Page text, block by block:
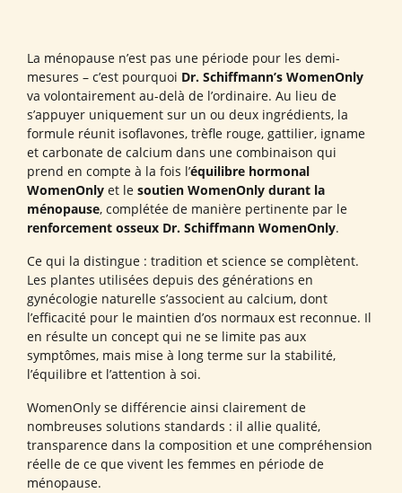
La ménopause n’est pas une période pour les demi-
mesures – c’est pourquoi Dr. Schiffmann’s WomenOnly
va volontairement au-delà de l’ordinaire. Au lieu de
s’appuyer uniquement sur un ou deux ingrédients, la
formule réunit isoflavones, trèfle rouge, gattilier, igname
et carbonate de calcium dans une combinaison qui
prend en compte à la fois l’équilibre hormonal
WomenOnly et le soutien WomenOnly durant la
ménopause, complétée de manière pertinente par le
renforcement osseux Dr. Schiffmann WomenOnly.
Ce qui la distingue : tradition et science se complètent.
Les plantes utilisées depuis des générations en
gynécologie naturelle s’associent au calcium, dont
l’efficacité pour le maintien d’os normaux est reconnue. Il
en résulte un concept qui ne se limite pas aux
symptômes, mais mise à long terme sur la stabilité,
l’équilibre et l’attention à soi.
WomenOnly se différencie ainsi clairement de
nombreuses solutions standards : il allie qualité,
transparence dans la composition et une compréhension
réelle de ce que vivent les femmes en période de
ménopause.